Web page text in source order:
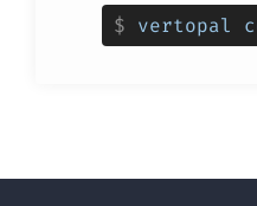
$ vertopal